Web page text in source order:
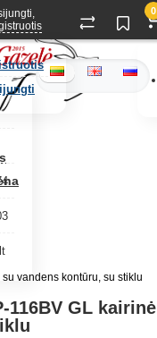
0
vandens kontūru, su stiklu
116BV GL kairinė